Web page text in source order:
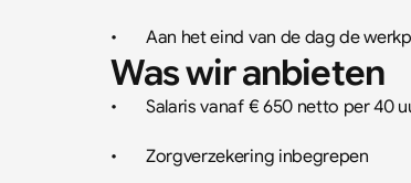
•	Aan het eind van de dag de
Was wir anbieten
•	Salaris vanaf € 650 netto per 40
•	Zorgverzekering inbegrepen